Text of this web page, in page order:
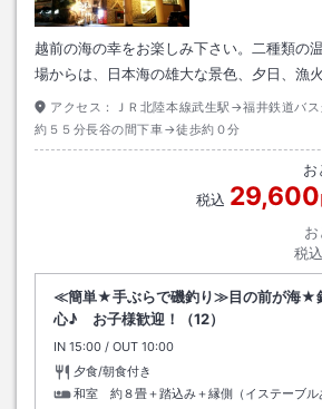
越前の海の幸をお楽しみ下さい。二種類の
場からは、日本海の雄大な景色、夕日、漁
アクセス：
ＪＲ北陸本線武生駅→福井鉄道バ
約５５分長谷の間下車→徒歩約０分
お
税込 29,600
税込
≪簡単★手ぶらで磯釣り≫目の前が海★
心♪ お子様歓迎！（12）
IN チェックイン
15:00 / OUT チェックアウト
10:00
夕食/朝食付き
和室 約８畳＋踏込み＋縁側（イステーブル